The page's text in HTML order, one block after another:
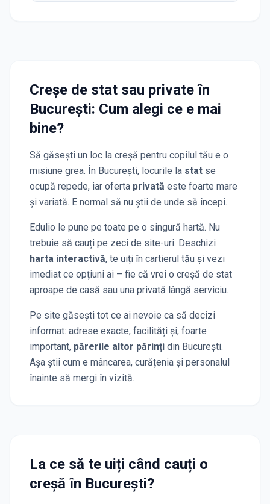
Creșe de stat sau privateîn
București: Cum alegi ce e mai
bine?
Să găsești un loc la creșă pentru copilul tău e o
misiune grea. În București, locurile la stat se
ocupă repede, iar oferta privată este foarte mare
și variată. E normal să nu știi de unde să începi.
Edulio le pune pe toate pe o singură hartă. Nu
trebuie să cauți pe zeci de site-uri. Deschizi
harta interactivă, te uiți în cartierul tău și vezi
imediat ce opțiuni ai – fie că vrei o creșă de stat
aproape de casă sau una privată lângă serviciu.
Pe site găsești tot ce ai nevoie ca să decizi
informat: adrese exacte, facilități și, foarte
important, părerile altor părinți din București.
Așa știi cum e mâncarea, curățenia și personalul
înainte să mergi în vizită.
La ce să te uiți când cauți o
creșăîn București?